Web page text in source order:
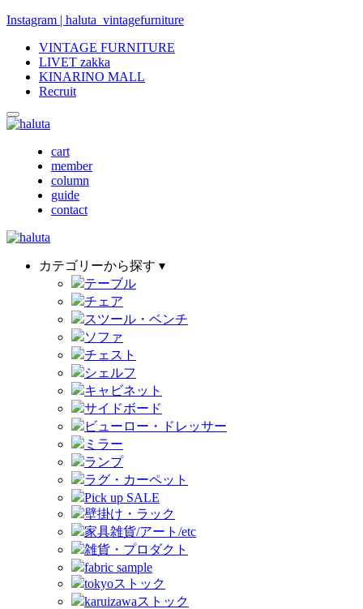
Instagram | haluta_vintagefurniture
VINTAGE FURNITURE
LIVET zakka
KINARINO MALL
Recruit
cart
member
column
guide
contact
カテゴリーから探す ▾
テーブル
チェア
スツール・ベンチ
ソファ
チェスト
シェルフ
キャビネット
サイドボード
ビューロー・ドレッサー
ミラー
ランプ
ラグ・カーペット
Pick up SALE
壁掛け・ラック
家具雑貨/アート/etc
雑貨・プロダクト
fabric sample
tokyoストック
karuizawaストック